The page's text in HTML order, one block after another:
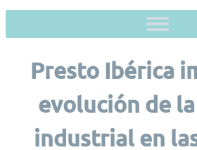
Presto Ibérica
evolución de
industrial en